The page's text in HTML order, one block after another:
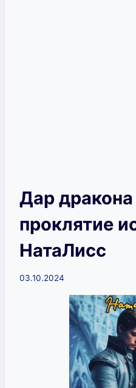
Дар
проклятие
НатаЛисс
03.10.2024